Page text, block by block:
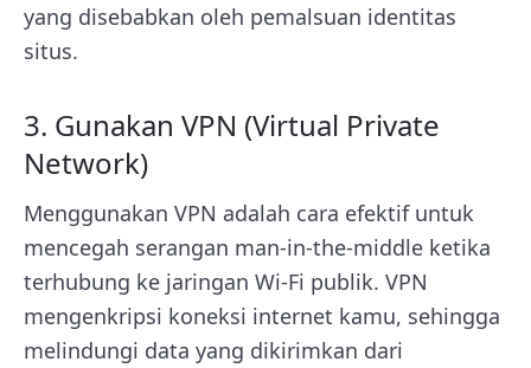
yang disebabkan oleh pemalsuan identitas
situs.
3. Gunakan VPN (Virtual Private
Network)
Menggunakan VPN adalah cara efektif untuk
mencegah serangan man-in-the-middle ketika
terhubung ke jaringan Wi-Fi publik. VPN
mengenkripsi koneksi internet kamu, sehingga
melindungi data yang dikirimkan dari